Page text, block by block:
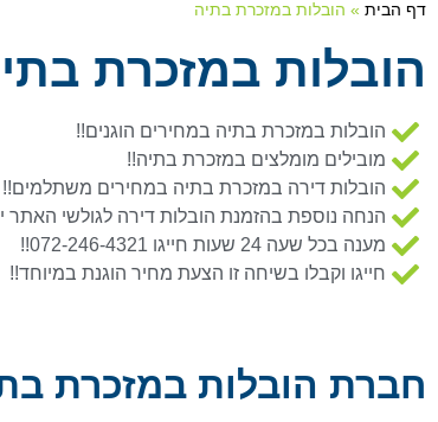
דף הבית » הובלות במזכרת בתיה
הובלות במזכרת
הובלות במזכרת בתיה במחירים הוגנים!!
מובילים מומלצים במזכרת בתיה!!
הובלות דירה במזכרת בתיה במחירים משתלמים!!
הנחה נוספת בהזמנת הובלות דירה לגולשי האתר
מענה בכל שעה 24 שעות חייגו 072-246-4321!!
חייגו וקבלו בשיחה זו הצעת מחיר הוגנת במיוחד!!
חברת הובלות במזכרת